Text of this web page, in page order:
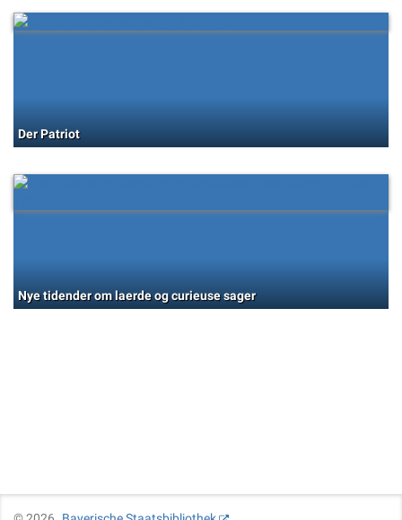
Der Patriot
Nye tidender om laerde og curieuse sager